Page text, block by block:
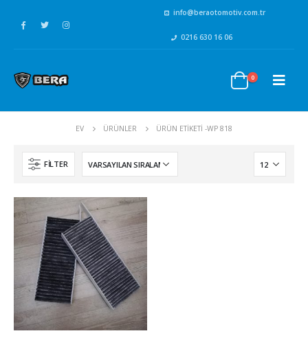
info@beraotomotiv.com.tr
0216 630 16 06
0
EV ÜRÜNLER ÜRÜN ETIKETI -WP 818
FILTER